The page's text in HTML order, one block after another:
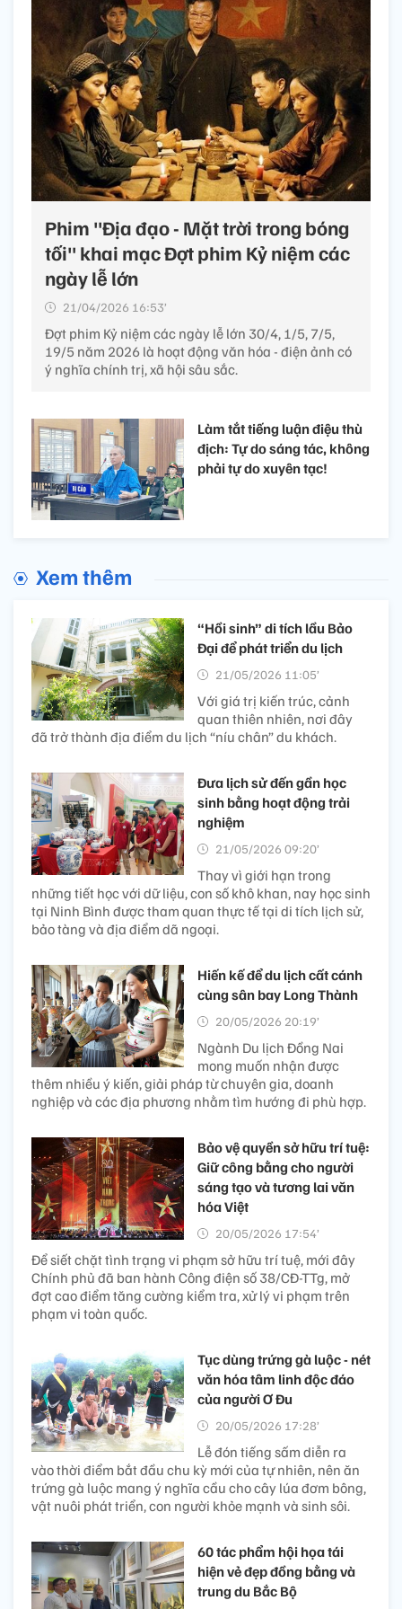
Phim "Địa đạo - Mặt trời trong bóng
tối" khai mạc Đợt phim Kỷ niệm các
ngày lễ lớn
21/04/2026 16:53’
Đợt phim Kỷ niệm các ngày lễ lớn 30/4, 1/5, 7/5,
19/5 năm 2026 là hoạt động văn hóa - điện ảnh có
ý nghĩa chính trị, xã hội sâu sắc.
Làm tắt tiếng luận điệu thù
địch: Tự do sáng tác, không
phải tự do xuyên tạc!
Xem thêm
“Hồi sinh” di tích lầu Bảo
Đại để phát triển du lịch
21/05/2026 11:05’
Với giá trị kiến trúc, cảnh
quan thiên nhiên, nơi đây
đã trở thành địa điểm du lịch “níu chân” du khách.
Đưa lịch sử đến gần học
sinh bằng hoạt động trải
nghiệm
21/05/2026 09:20’
Thay vì giới hạn trong
những tiết học với dữ liệu, con số khô khan, nay học sinh
tại Ninh Bình được tham quan thực tế tại di tích lịch sử,
bảo tàng và địa điểm dã ngoại.
Hiến kế để du lịch cất cánh
cùng sân bay Long Thành
20/05/2026 20:19’
Ngành Du lịch Đồng Nai
mong muốn nhận được
thêm nhiều ý kiến, giải pháp từ chuyên gia, doanh
nghiệp và các địa phương nhằm tìm hướng đi phù hợp.
Bảo vệ quyền sở hữu trí tuệ:
Giữ công bằng cho người
sáng tạo và tương lai văn
hóa Việt
20/05/2026 17:54’
Để siết chặt tình trạng vi phạm sở hữu trí tuệ, mới đây
Chính phủ đã ban hành Công điện số 38/CĐ-TTg, mở
đợt cao điểm tăng cường kiểm tra, xử lý vi phạm trên
phạm vi toàn quốc.
Tục dùng trứng gà luộc - nét
văn hóa tâm linh độc đáo
của người Ơ Đu
20/05/2026 17:28’
Lễ đón tiếng sấm diễn ra
vào thời điểm bắt đầu chu kỳ mới của tự nhiên, nên ăn
trứng gà luộc mang ý nghĩa cầu cho cây lúa đơm bông,
vật nuôi phát triển, con người khỏe mạnh và sinh sôi.
60 tác phẩm hội họa tái
hiện vẻ đẹp đồng bằng và
trung du Bắc Bộ